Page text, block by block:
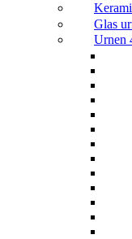
Glas
Urnen